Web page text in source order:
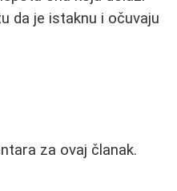
da je istaknu i očuvaju
za ovaj članak.